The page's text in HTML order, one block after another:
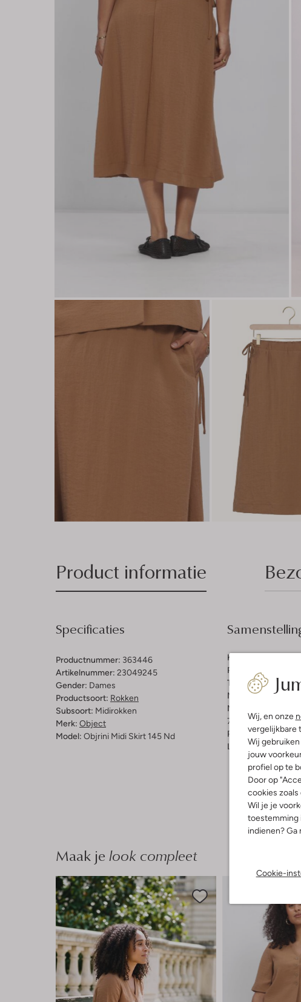
Wij, en onze
vergelijkbare
Wij
jouw
profiel op te
Door op
cookies
Wil je je
toestemming
indienen? Ga
Cookie-
Product informatie
Specificaties
Productnummer: 363446
Artikelnummer: 23049245
Gender: Dames
Productsoort: Rokken
Subsoort: Midirokken
Merk: Object
Model: Objrini Midi Skirt 145 Nd
Kleur:
Patroon:
Trends:Co-Ord
Materiaal:
Viscose
75 % Viskose, 25
Pasvorm:Regular
Lengte: Half Lang
Maak je look compleet